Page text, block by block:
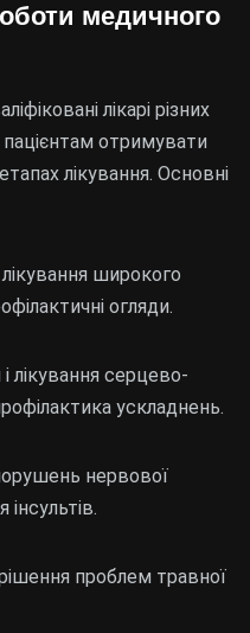
медичного
лікарі різних
отримувати
лікування. Основні
широкого
огляди.
лікування серцево-
ускладнень.
нервової
інсультів.
проблем травної